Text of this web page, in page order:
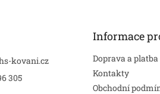
kovani.cz
305
Informace
Doprava a platba
Kontakty
Obchodní